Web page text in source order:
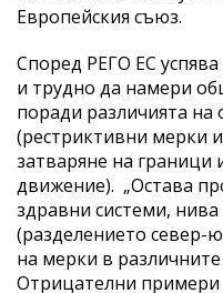
Европейския съюз.
Според РЕГО ЕС
и трудно да намери
поради различията на
(рестриктивни мерки
затваряне на граници
движение). „Остава
здравни системи,
(разделението север-
на мерки в
Отрицателни примери